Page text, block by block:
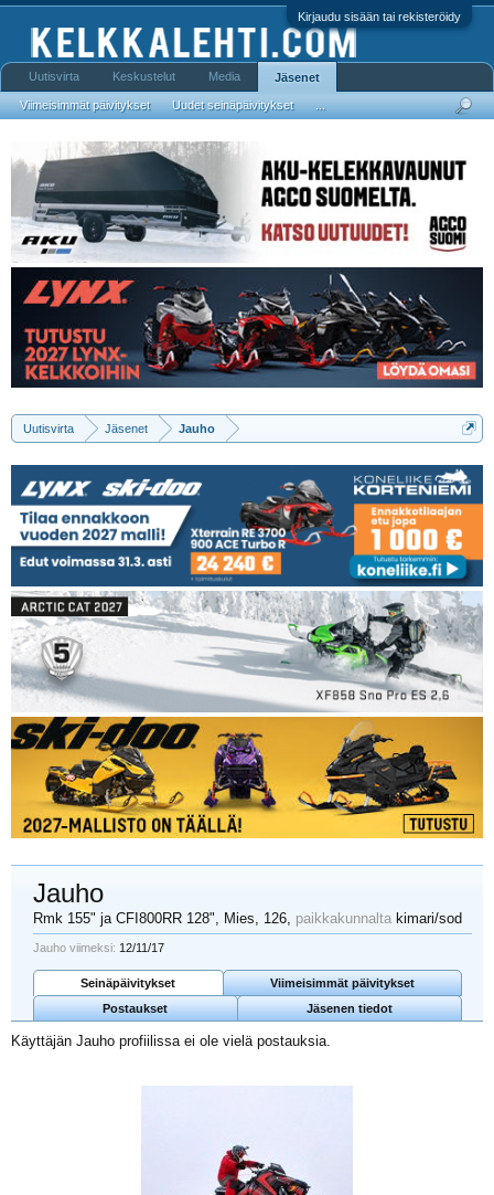
Kirjaudu sisään tai rekisteröidy
Uutisvirta Jäsenet Jauho
Jauho
Rmk 155" ja CFI800RR 128" , Mies, 126, paikkakunnalta kimari/sod
Jauho viimeksi: 12/11/17
Seinäpäivitykset
Viimeisimmät päivitykset
Postaukset
Jäsenen tiedot
Käyttäjän Jauho profiilissa ei ole vielä postauksia.
Uutisvirta Keskustelut Media Jäsenet
Viimeisimmät päivitykset Uudet seinäpäivitykset